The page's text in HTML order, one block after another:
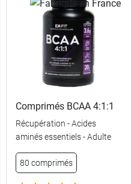
Comprimés BCAA 4:1:1
Récupération - Acides
aminés essentiels - Adulte
80 comprimés